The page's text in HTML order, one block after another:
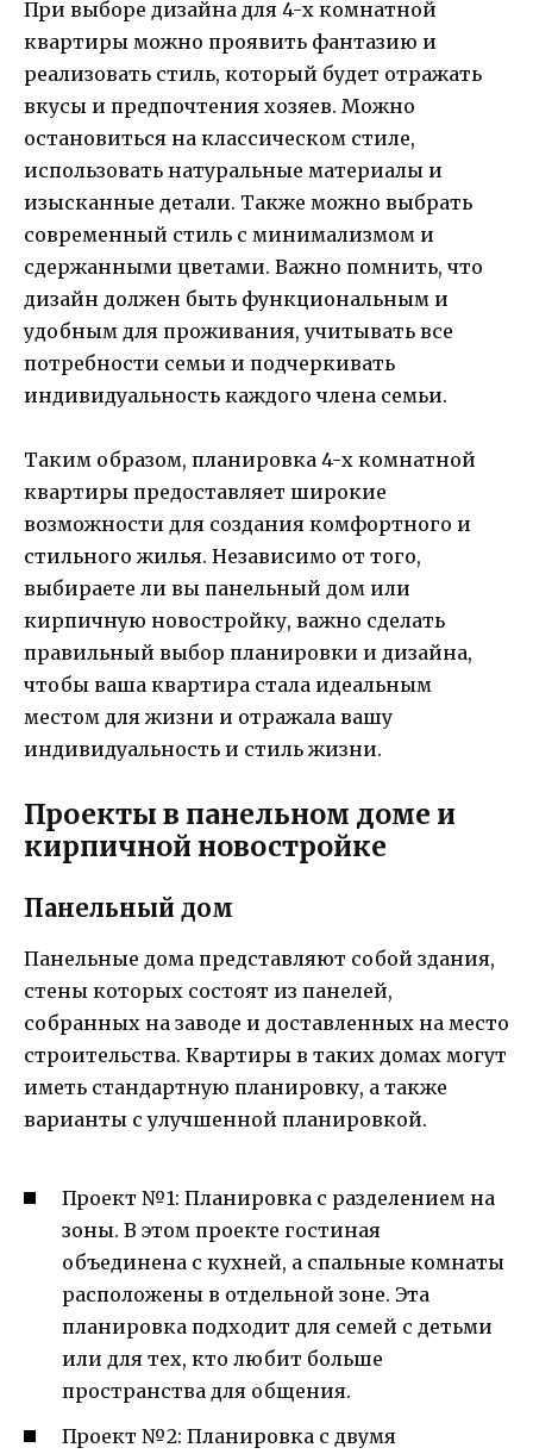
При выборе дизайна для 4-х комнатной
квартиры можно проявить фантазию и
реализовать стиль, который будет отражать
вкусы и предпочтения хозяев. Можно
остановиться на классическом стиле,
использовать натуральные материалы и
изысканные детали. Также можно выбрать
современный стиль с минимализмом и
сдержанными цветами. Важно помнить, что
дизайн должен быть функциональным и
удобным для проживания, учитывать все
потребности семьи и подчеркивать
индивидуальность каждого члена семьи.
Таким образом, планировка 4-х комнатной
квартиры предоставляет широкие
возможности для создания комфортного и
стильного жилья. Независимо от того,
выбираете ли вы панельный дом или
кирпичную новостройку, важно сделать
правильный выбор планировки и дизайна,
чтобы ваша квартира стала идеальным
местом для жизни и отражала вашу
индивидуальность и стиль жизни.
Проекты в панельном доме и
кирпичной новостройке
Панельный дом
Панельные дома представляют собой здания,
стены которых состоят из панелей,
собранных на заводе и доставленных на место
строительства. Квартиры в таких домах могут
иметь стандартную планировку, а также
варианты с улучшенной планировкой.
Проект №1: Планировка с разделением на
зоны. В этом проекте гостиная
объединена с кухней, а спальные комнаты
расположены в отдельной зоне. Эта
планировка подходит для семей с детьми
или для тех, кто любит больше
пространства для общения.
Проект №2: Планировка с двумя